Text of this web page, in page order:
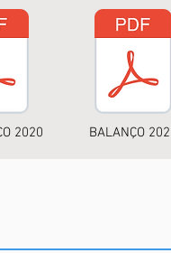
2020 BALANÇO